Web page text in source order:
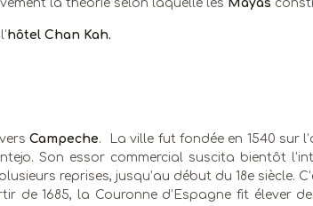
la théorie selon laquelle les Mayas
hôtel Chan Kah.
Campeche. La ville fut fondée en 1540 sur
Son essor commercial suscita bientôt
reprises, jusqu’au début du 18e siècle.
de 1685, la Couronne d’Espagne fit élever